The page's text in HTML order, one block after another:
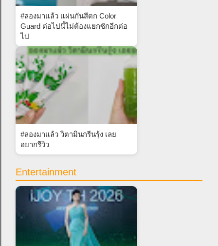
#ลองมาแล้ว แผ่นกันสีตก Color
Guard ต่อไปนี้ไม่ต้องแยกซักอีกต่อ
ไป
#ลองมาแล้ว วิตามินกรีนรุ้ง เลย
อยากรีวิว
Entertainment